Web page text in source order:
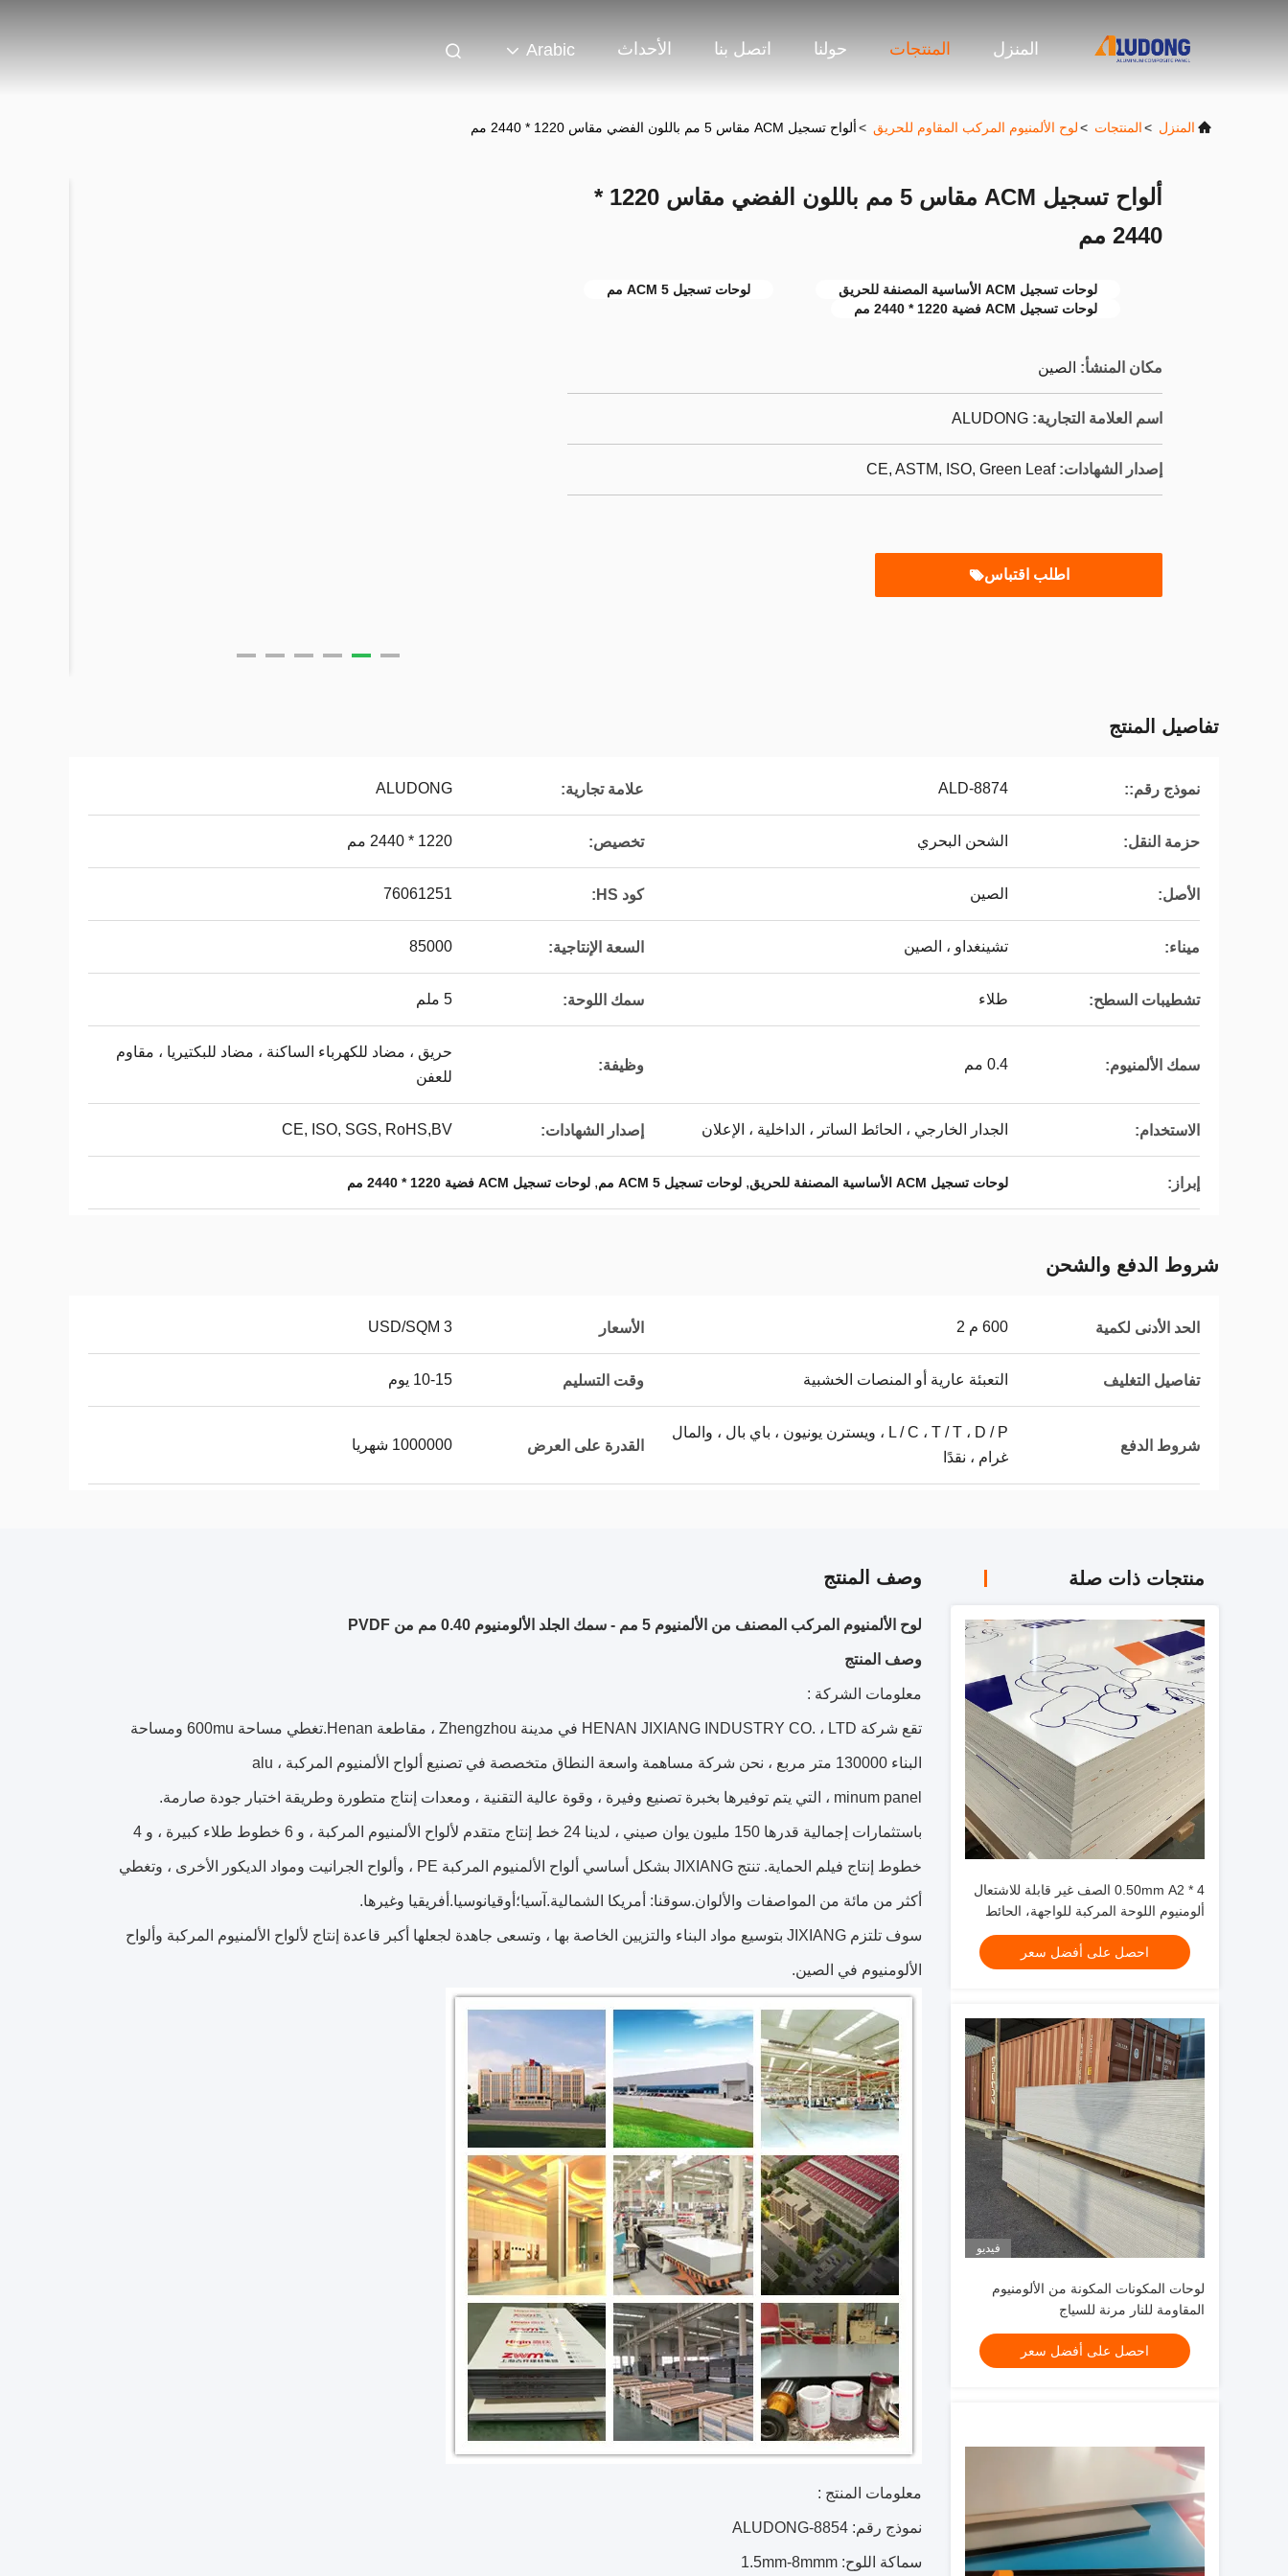
المنزل المنتجات حولنا اتصل بنا الأحداث Arabic
المنزل >المنتجات >لوح الألمنيوم المركب المقاوم للحريق >ألواح تسجيل ACM مقاس 5 مم باللون الفضي مقاس 1220 * 2440 مم
ألواح تسجيل ACM مقاس 5 مم باللون الفضي مقاس 1220 *
2440 مم
لوحات تسجيل ACM الأساسية المصنفة للحريق
لوحات تسجيل ACM 5 مم
لوحات تسجيل ACM فضية 1220 * 2440 مم
مكان المنشأ: الصين
اسم العلامة التجارية: ALUDONG
إصدار الشهادات: CE, ASTM, ISO, Green Leaf
اطلب اقتباس
تفاصيل المنتج
نموذج رقم:: ALD-8874 علامة تجارية: ALUDONG
حزمة النقل: الشحن البحري تخصيص: 1220 * 2440 مم
الأصل: الصين كود HS: 76061251
ميناء: تشينغداو ، الصين السعة الإنتاجية: 85000
تشطيبات السطح: طلاء سمك اللوحة: 5 ملم
سمك الألمنيوم: 0.4 مم وظيفة:
حريق ، مضاد للكهرباء الساكنة ، مضاد للبكتيريا ، مقاوم
للعفن
الاستخدام: الجدار الخارجي ، الحائط الساتر ، الداخلية ، الإعلان إصدار الشهادات: CE, ISO, SGS, RoHS,BV
إبراز: لوحات تسجيل ACM الأساسية المصنفة للحريق , لوحات تسجيل ACM 5 مم , لوحات تسجيل ACM فضية 1220 * 2440 مم
شروط الدفع والشحن
الحد الأدنى لكمية 600 م 2 الأسعار 3 USD/SQM
تفاصيل التغليف التعبئة عارية أو المنصات الخشبية وقت التسليم 10-15 يوم
شروط الدفع
L / C ، T / T ، D / P ، ويسترن يونيون ، باي بال ، والمال
غرام ، نقدًا
القدرة على العرض 1000000 شهريا
منتجات ذات صلة
4 * 0.50mm A2 الصف غير قابلة للاشتعال
ألومنيوم اللوحة المركبة للواجهة، الحائط
الستار
احصل على أفضل سعر
فيديو
لوحات المكونات المكونة من الألومنيوم
المقاومة للنار مرنة للسياج
احصل على أفضل سعر
وصف المنتج
لوح الألمنيوم المركب المصنف من الألمنيوم 5 مم - سمك الجلد الألومنيوم 0.40 مم من PVDF
وصف المنتج
معلومات الشركة :
تقع شركة HENAN JIXIANG INDUSTRY CO. ، LTD في مدينة Zhengzhou ، مقاطعة Henan.تغطي مساحة 600mu ومساحة
البناء 130000 متر مربع ، نحن شركة مساهمة واسعة النطاق متخصصة في تصنيع ألواح الألمنيوم المركبة ، alu
minum panel ، التي يتم توفيرها بخبرة تصنيع وفيرة ، وقوة عالية التقنية ، ومعدات إنتاج متطورة وطريقة اختبار جودة صارمة.
باستثمارات إجمالية قدرها 150 مليون يوان صيني ، لدينا 24 خط إنتاج متقدم لألواح الألمنيوم المركبة ، و 6 خطوط طلاء كبيرة ، و 4
خطوط إنتاج فيلم الحماية. تنتج JIXIANG بشكل أساسي ألواح الألمنيوم المركبة PE ، وألواح الجرانيت ومواد الديكور الأخرى ، وتغطي
أكثر من مائة من المواصفات والألوان.سوقنا: أمريكا الشمالية.آسيا؛أوقيانوسيا.أفريقيا وغيرها.
سوف تلتزم JIXIANG بتوسيع مواد البناء والتزيين الخاصة بها ، وتسعى جاهدة لجعلها أكبر قاعدة إنتاج لألواح الألمنيوم المركبة وألواح
الألومنيوم في الصين.
معلومات المنتج :
نموذج رقم: ALUDONG-8854
سماكة اللوح: 1.5mm-8mmm